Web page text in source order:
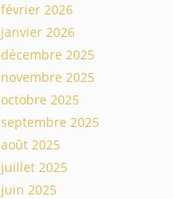
février 2026
janvier 2026
décembre 2025
novembre 2025
octobre 2025
septembre 2025
août 2025
juillet 2025
juin 2025